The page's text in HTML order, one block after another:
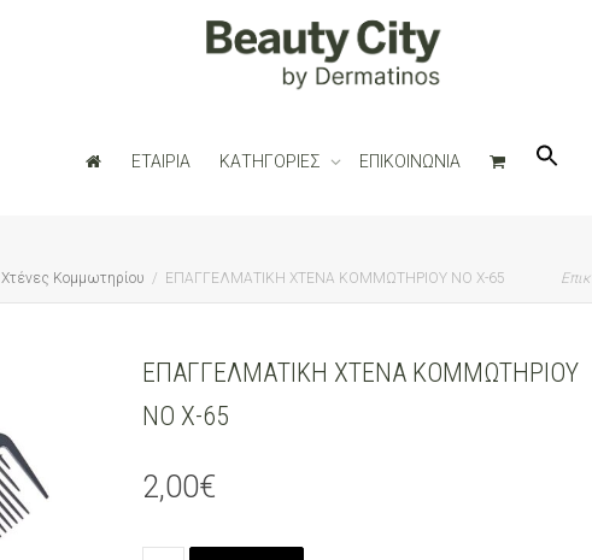
ΕΤΑΙΡΙΑ ΚΑΤΗΓΟΡΙΕΣ ΕΠΙΚΟΙΝΩΝΙΑ
Χτένες Κομμωτηρίου ΕΠΑΓΓΕΛΜΑΤΙΚΗ ΧΤΕΝΑ ΚΟΜΜΩΤΗΡΙΟΥ ΝΟ Χ-65
ΕΠΑΓΓΕΛΜΑΤΙΚΗ ΧΤΕΝΑ ΚΟΜΜΩΤΗΡΙΟΥ
ΝΟ Χ-65
2,00€